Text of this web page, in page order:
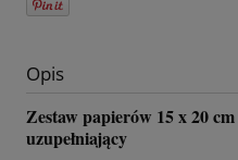
Opis
Zestaw papierów 15 x 20
uzupełniający